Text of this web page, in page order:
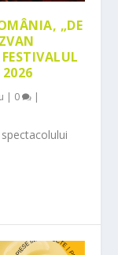
„DE
| 0 |